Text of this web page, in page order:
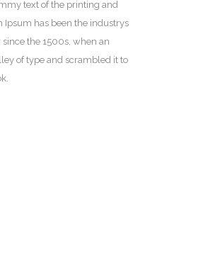
text of the printing and
Ipsum has been the industrys
the 1500s, when an
of type and scrambled it to